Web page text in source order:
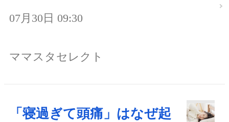
07月30日 09:30
ママスタセレクト
「寝過ぎて頭痛」はなぜ起